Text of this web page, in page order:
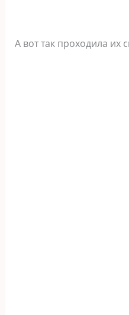
А вот так проходила их